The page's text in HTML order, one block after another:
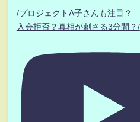
/プロジェクトA子さんも注目
入会拒否？真相が刺さる3分間？/